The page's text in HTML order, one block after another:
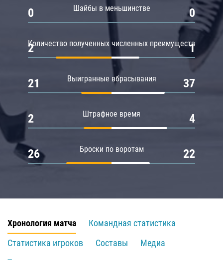
Шайбы в меньшинстве
0 0
Количество полученных численных преимуществ
2 1
Выигранные вбрасывания
21 37
Штрафное время
2 4
Броски по воротам
26 22
Хронология матча
Командная статистика
Статистика игроков
Составы
Медиа